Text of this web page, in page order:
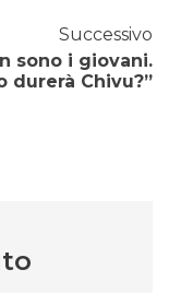
Successivo
sono i giovani.
durerà Chivu?”